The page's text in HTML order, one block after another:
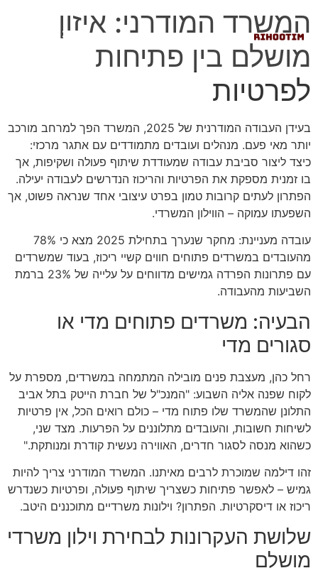
המשרד המודרני: איזון
מושלם בין פתיחות
לפרטיות
בעידן העבודה המודרנית של 2025, המשרד הפך למרחב מורכב
יותר מאי פעם. מנהלים ועובדים מתמודדים עם אתגר מרכזי:
כיצד ליצור סביבת עבודה שמעודדת שיתוף פעולה ושקיפות, אך
בו זמנית מספקת את הפרטיות והריכוז הנדרשים לעבודה יעילה.
הפתרון לעתים קרובות טמון בפרט עיצובי אחד שנראה פשוט, אך
השפעתו עמוקה – הווילון המשרדי.
עובדה מעניינת: מחקר שנערך בתחילת 2025 מצא כי 78%
מהעובדים במשרדים פתוחים חווים קשיי ריכוז, בעוד שמשרדים
עם פתרונות הפרדה גמישים מדווחים על עלייה של 23% ברמת
השביעות מהעבודה.
הבעיה: משרדים פתוחים מדי או
סגורים מדי
רחל כהן, מעצבת פנים מובילה המתמחה במשרדים, מספרת על
לקוח שפנה אליה השבוע: "המנכ"ל של חברת הייטק בתל אביב
התלונן שהמשרד שלו פתוח מדי – כולם רואים הכל, אין פרטיות
לשיחות חשובות, והעובדים מתלוננים על הפרעות. מצד שני,
כשהוא מנסה לסגור חדרים, האווירה נעשית קודרת ומנותקת."
זהו דילמה שמוכרת לרבים מאיתנו. המשרד המודרני צריך להיות
גמיש – לאפשר פתיחות כשצריך שיתוף פעולה, ופרטיות כשנדרש
ריכוז או דיסקרטיות. הפתרון? וילונות משרדיים מתוכננים היטב.
שלושת העקרונות לבחירת וילון משרדי
מושלם